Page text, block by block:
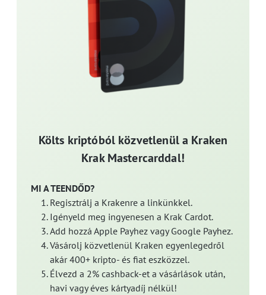
Költs kriptóból közvetlenül a Kraken
Krak Mastercarddal!
MI A TEENDŐD?
Regisztrálj a Krakenre a linkünkkel.
Igényeld meg ingyenesen a Krak Cardot.
Add hozzá Apple Payhez vagy Google Payhez.
Vásárolj közvetlenül Kraken egyenlegedről
akár 400+ kripto- és fiat eszközzel.
Élvezd a 2% cashback-et a vásárlások után,
havi vagy éves kártyadíj nélkül!